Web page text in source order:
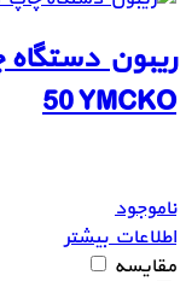
50 YMCKO
ناموجود
اطلاعات بیشتر
مقایسه